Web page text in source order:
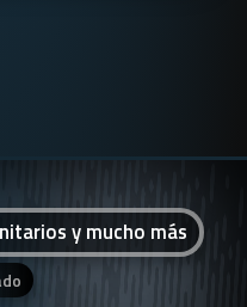
y mucho más